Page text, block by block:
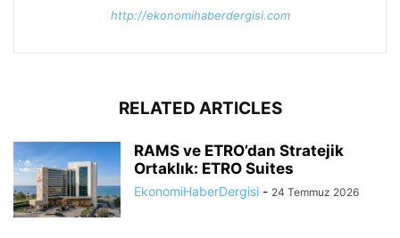
http://ekonomihaberdergisi.com
RELATED ARTICLES
RAMS ve ETRO’dan Stratejik
Ortaklık: ETRO Suites
EkonomiHaberDergisi - 24 Temmuz 2026